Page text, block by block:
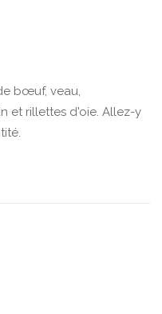
bœuf, veau,
et rillettes d'oie. Allez-y